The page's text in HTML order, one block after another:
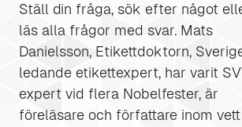
Ställ din fråga, sök efter något
läs alla frågor med svar. Mats
Danielsson, Etikettdoktorn,
ledande etikettexpert, har varit
expert vid flera Nobelfester, är
föreläsare och författare inom